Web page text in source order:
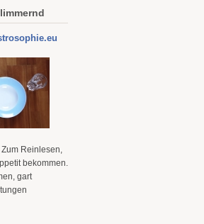
Reinlesen,
bekommen.
gart